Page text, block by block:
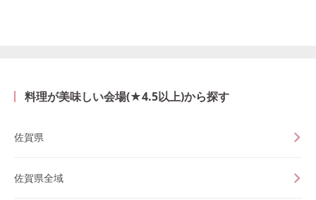
料理が美味しい会場(★4.5以上)から探す
佐賀県
佐賀県全域